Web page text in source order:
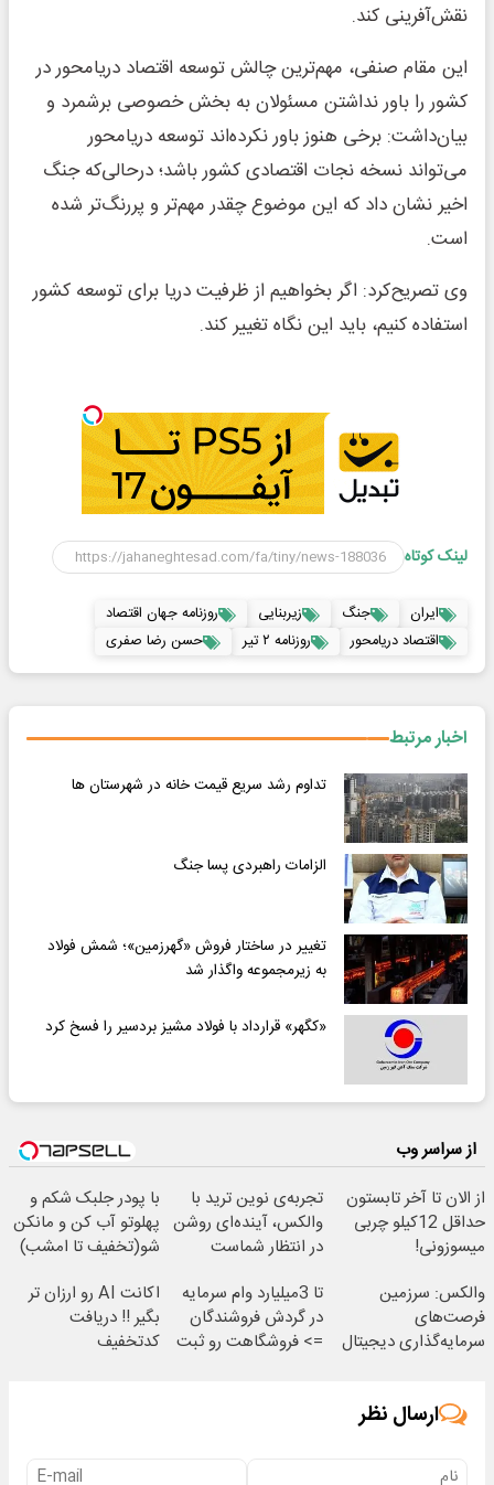
نقش‌آفرینی کند.
این مقام صنفی، مهم‌ترین چالش توسعه اقتصاد دریامحور در
کشور را باور نداشتن مسئولان به بخش خصوصی برشمرد و
بیان‌داشت: برخی هنوز باور نکرده‌اند توسعه دریامحور
می‌تواند نسخه نجات اقتصادی کشور باشد؛ درحالی‌که جنگ
اخیر نشان داد که این موضوع چقدر مهم‌تر و پررنگ‌تر شده
است.
وی تصریح‌کرد: اگر بخواهیم از ظرفیت دریا برای توسعه کشور
استفاده کنیم، باید این نگاه تغییر کند.
لینک کوتاه
ایران جنگ زیربنایی
روزنامه جهان اقتصاد
اقتصاد دریامحور
روزنامه ۲ تیر حسن رضا صفری
اخبار مرتبط
تداوم رشد سریع قیمت خانه در شهرستان ها
الزامات راهبردی پسا جنگ
تغییر در ساختار فروش «گهرزمین»؛ شمش فولاد
به زیرمجموعه واگذار شد
«کگهر» قرارداد با فولاد مشیز بردسیر را فسخ کرد
از سراسر وب
از الان تا آخر تابستون
حداقل 12کیلو چربی
میسوزونی!
تجربه‌ی نوین ترید با
والکس، آینده‌ای روشن
در انتظار شماست
با پودر جلبک شکم و
پهلوتو آب کن و مانکن
شو(تخفیف تا امشب)
والکس: سرزمین
فرصت‌های
سرمایه‌گذاری دیجیتال
تا 3میلیارد وام سرمایه
در گردش فروشندگان
=> فروشگاهت رو ثبت
اکانت AI رو ارزان تر
بگیر !! دریافت
کدتخفیف
ارسال نظر